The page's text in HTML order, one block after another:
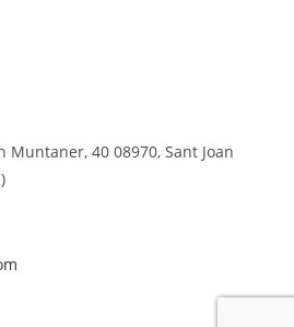
Muntaner, 40 08970, Sant Joan